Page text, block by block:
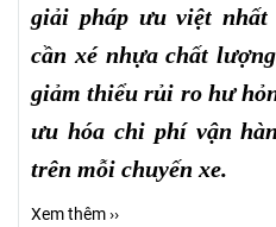
giải pháp ưu việt
cần xé nhựa chất
giảm thiểu rủi ro hư
ưu hóa chi phí vận
trên mỗi chuyến xe.
Xem thêm ››